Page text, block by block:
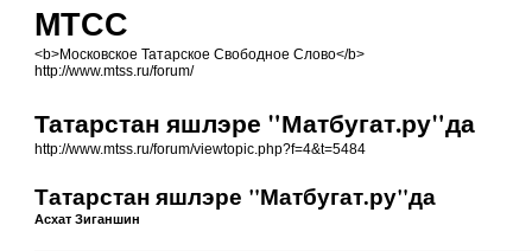
МТСС
<b>Московское Татарское Свободное Слово</b>
http://www.mtss.ru/forum/
Татарстан яшлэре "Матбугат.ру"да
http://www.mtss.ru/forum/viewtopic.php?f=4&t=5484
Татарстан яшлэре "Матбугат.ру"да
Асхат Зиганшин